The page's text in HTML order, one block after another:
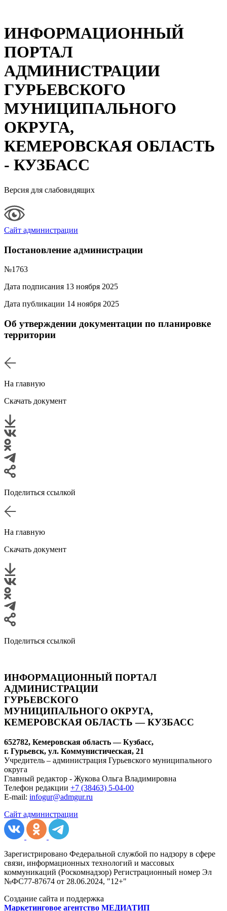
ИНФОРМАЦИОННЫЙ
ПОРТАЛ
АДМИНИСТРАЦИИ
ГУРЬЕВСКОГО
МУНИЦИПАЛЬНОГО
ОКРУГА,
КЕМЕРОВСКАЯ ОБЛАСТЬ
- КУЗБАСС
Версия для слабовидящих
Сайт администрации
Постановление администрации
№1763
Дата подписания 13 ноября 2025
Дата публикации 14 ноября 2025
Об утверждении документации по планировке
территории
На главную
Скачать документ
Поделиться ссылкой
На главную
Скачать документ
Поделиться ссылкой
ИНФОРМАЦИОННЫЙ ПОРТАЛ
АДМИНИСТРАЦИИ
ГУРЬЕВСКОГО
МУНИЦИПАЛЬНОГО ОКРУГА,
КЕМЕРОВСКАЯ ОБЛАСТЬ — КУЗБАСС
652782, Кемеровская область — Кузбасс,
г. Гурьевск, ул. Коммунистическая, 21
Учредитель – администрация Гурьевского муниципального
округа
Главный редактор - Жукова Ольга Владимировна
Телефон редакции +7 (38463) 5-04-00
E-mail: infogur@admgur.ru
Сайт администрации
Зарегистрировано Федеральной службой по надзору в сфере
связи, информационных технологий и массовых
коммуникаций (Роскомнадзор) Регистрационный номер Эл
№ФС77-87674 от 28.06.2024, "12+"
Создание сайта и поддержка
Маркетинговое агентство МЕДИАТИП